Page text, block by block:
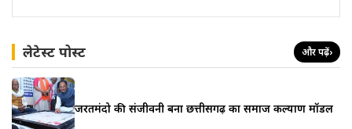
लेटेस्ट पोस्ट और पढ़ें›
जरूरतमंदो की संजीवनी बना छत्तीसगढ़ का समाज कल्याण मॉडल